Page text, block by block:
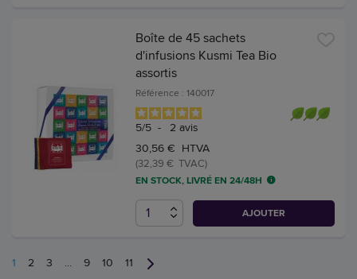
Boîte de 45 sachets
d'infusions Kusmi Tea Bio
assortis
Référence : 140017
5/5 - 2 avis
30,56 € HTVA
(32,39 € TVAC)
EN STOCK, LIVRÉ EN 24/48H
AJOUTER
1 2 3 ... 9 10 11